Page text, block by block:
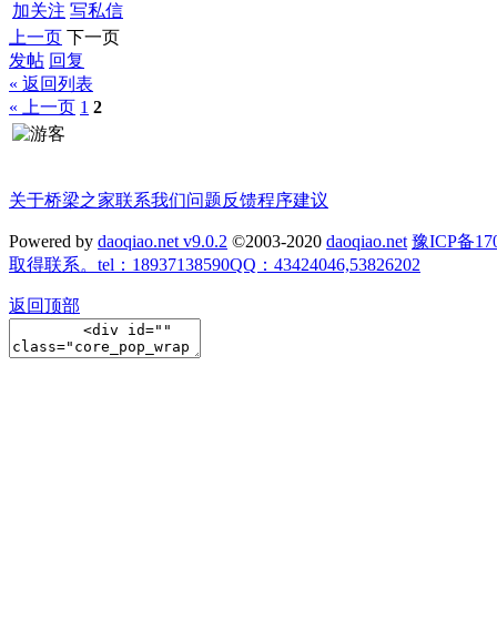
加关注 写私信
上一页 下一页
发帖 回复
« 返回列表
« 上一页 1 2
关于桥梁之家联系我们问题反馈程序建议
Powered by daoqiao.net v9.0.2 ©2003-2020 daoqiao.net 豫ICP备
取得联系。tel：18937138590QQ：43424046,53826202
返回顶部